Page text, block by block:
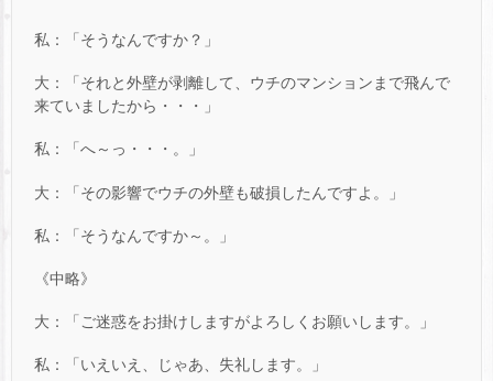
私：「そうなんですか？」
大：「それと外壁が剥離して、ウチのマンションまで飛んで
来ていましたから・・・」
私：「へ～っ・・・。」
大：「その影響でウチの外壁も破損したんですよ。」
私：「そうなんですか～。」
《中略》
大：「ご迷惑をお掛けしますがよろしくお願いします。」
私：「いえいえ、じゃあ、失礼します。」